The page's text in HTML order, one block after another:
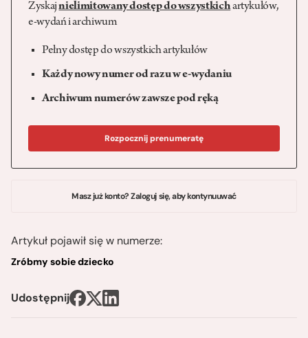
Zyskajnielimitowany dostęp do wszystkichartykułów,
e-wydań i archiwum
Pełny dostęp do wszystkich artykułów
Każdy nowy numer od razu w e-wydaniu
Archiwum numerów zawsze pod ręką
Rozpocznij prenumeratę
Masz już konto? Zaloguj się, aby kontynuuwać
Artykuł pojawił się w numerze:
Zróbmy sobie dziecko
Udostępnij